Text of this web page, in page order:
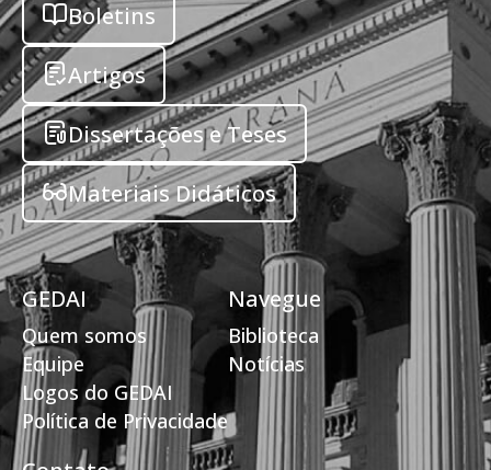
Boletins
Artigos
Dissertações e Teses
Materiais Didáticos
GEDAI
Quem somos
Equipe
Logos do GEDAI
Política de Privacidade
Navegue
Biblioteca
Notícias